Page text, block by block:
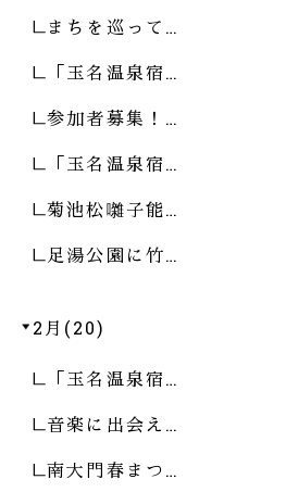
まちを巡って…
「玉名温泉宿…
参加者募集！…
「玉名温泉宿…
菊池松囃子能…
足湯公園に竹…
2月(20)
「玉名温泉宿…
音楽に出会え…
南大門春まつ…